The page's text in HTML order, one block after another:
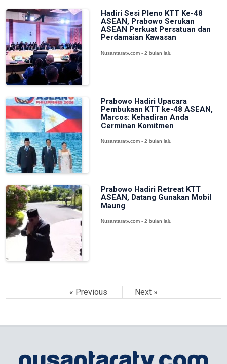
Hadiri Sesi Pleno KTT Ke-48
ASEAN, Prabowo Serukan
ASEAN Perkuat Persatuan dan
Perdamaian Kawasan
Nusantaratv.com - 2 bulan lalu
Prabowo Hadiri Upacara
Pembukaan KTT ke-48 ASEAN,
Marcos: Kehadiran Anda
Cerminan Komitmen
Nusantaratv.com - 2 bulan lalu
Prabowo Hadiri Retreat KTT
ASEAN, Datang Gunakan Mobil
Maung
Nusantaratv.com - 2 bulan lalu
« Previous Next »